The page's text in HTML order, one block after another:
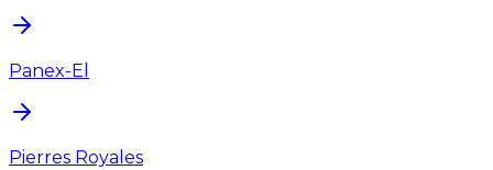
Panex-El
Pierres Royales